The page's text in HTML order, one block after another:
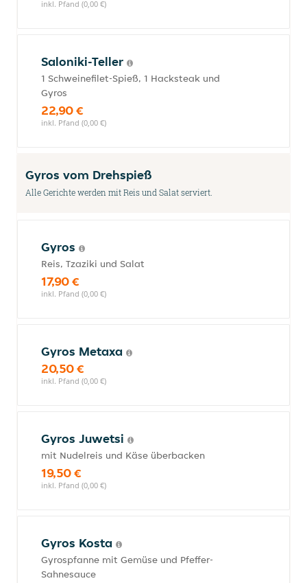
inkl. Pfand (0,00 €)
Saloniki-Teller
1 Schweinefilet-Spieß, 1 Hacksteak und
Gyros
22,90 €
inkl. Pfand (0,00 €)
Gyros vom Drehspieß
Alle Gerichte werden mit Reis und Salat serviert.
Gyros
Reis, Tzaziki und Salat
17,90 €
inkl. Pfand (0,00 €)
Gyros Metaxa
20,50 €
inkl. Pfand (0,00 €)
Gyros Juwetsi
mit Nudelreis und Käse überbacken
19,50 €
inkl. Pfand (0,00 €)
Gyros Kosta
Gyrospfanne mit Gemüse und Pfeffer-
Sahnesauce